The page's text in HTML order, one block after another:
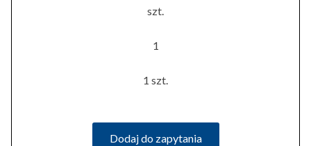
szt.
1
1 szt.
Dodaj do zapytania